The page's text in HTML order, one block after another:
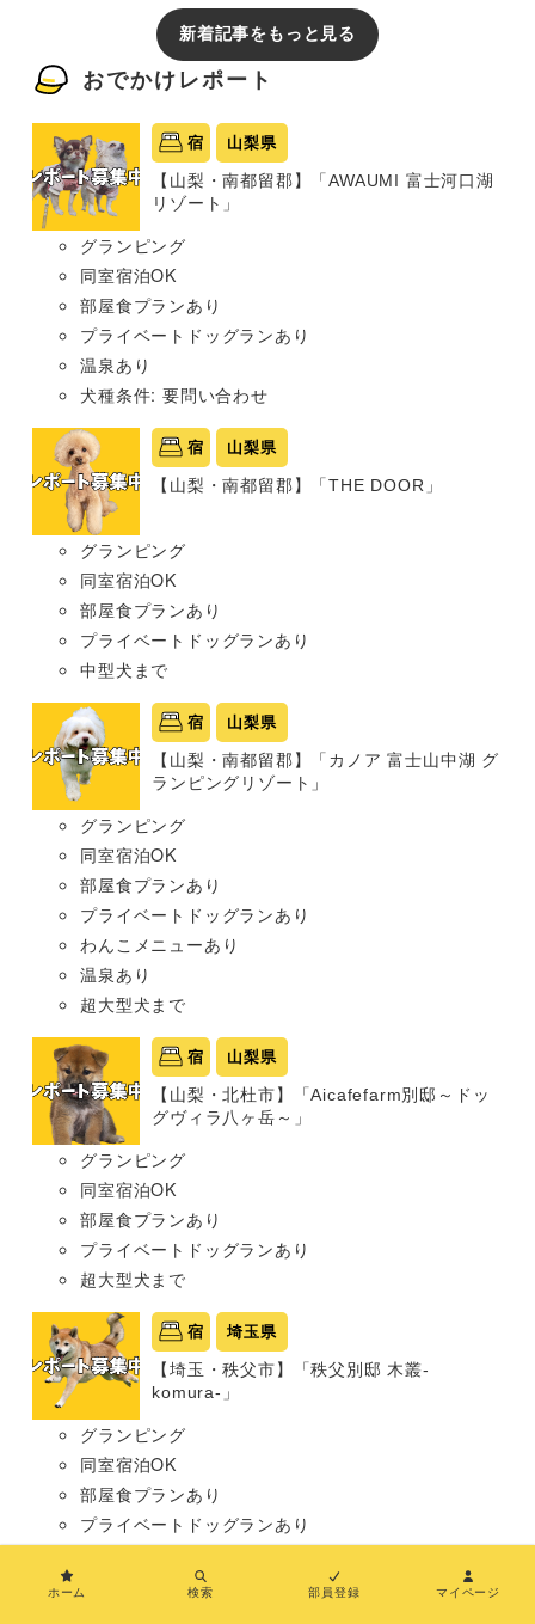
新着記事をもっと見る
おでかけレポート
宿 山梨県
【山梨・南都留郡】「AWAUMI 富士河口湖
リゾート」
グランピング
同室宿泊OK
部屋食プランあり
プライベートドッグランあり
温泉あり
犬種条件: 要問い合わせ
宿 山梨県
【山梨・南都留郡】「THE DOOR」
グランピング
同室宿泊OK
部屋食プランあり
プライベートドッグランあり
中型犬まで
宿 山梨県
【山梨・南都留郡】「カノア 富士山中湖 グ
ランピングリゾート」
グランピング
同室宿泊OK
部屋食プランあり
プライベートドッグランあり
わんこメニューあり
温泉あり
超大型犬まで
宿 山梨県
【山梨・北杜市】「Aicafefarm別邸～ドッ
グヴィラ八ヶ岳～」
グランピング
同室宿泊OK
部屋食プランあり
プライベートドッグランあり
超大型犬まで
宿 埼玉県
【埼玉・秩父市】「秩父別邸 木叢-
komura-」
グランピング
同室宿泊OK
部屋食プランあり
プライベートドッグランあり
ホーム 検索 部員登録 マイページ